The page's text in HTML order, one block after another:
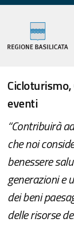
eventi
“Contribuirà
che noi
benessere
generazioni e
dei beni
delle risorse